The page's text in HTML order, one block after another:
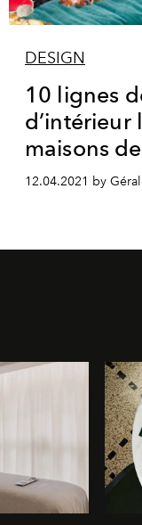
DESIGN
10 lignes
d’intérieur
maisons
12.04.2021 by